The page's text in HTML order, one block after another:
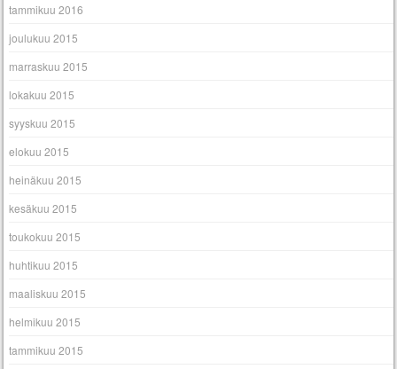
tammikuu 2016
joulukuu 2015
marraskuu 2015
lokakuu 2015
syyskuu 2015
elokuu 2015
heinäkuu 2015
kesäkuu 2015
toukokuu 2015
huhtikuu 2015
maaliskuu 2015
helmikuu 2015
tammikuu 2015